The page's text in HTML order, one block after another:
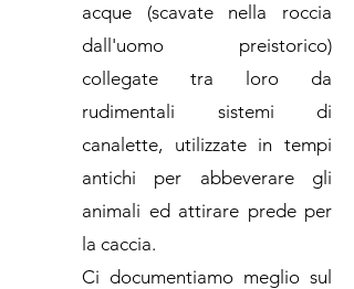
acque (scavate nella roccia
dall'uomo preistorico)
collegate tra loro da
rudimentali sistemi di
canalette, utilizzate in tempi
antichi per abbeverare gli
animali ed attirare prede per
la caccia.
Ci documentiamo meglio sul